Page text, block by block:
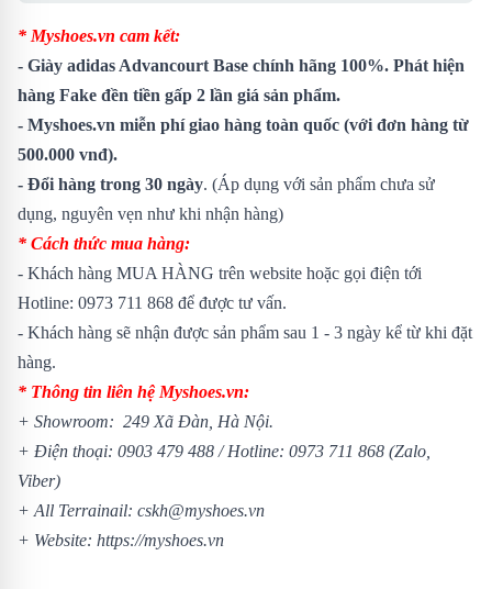
* Myshoes.vn cam kết:
- Giày adidas Advancourt Base chính hãng 100%. Phát hiện
hàng Fake đền tiền gấp 2 lần giá sản phẩm.
- Myshoes.vn miễn phí giao hàng toàn quốc (với đơn hàng từ
500.000 vnđ).
- Đổi hàng trong 30 ngày. (Áp dụng với sản phẩm chưa sử
dụng, nguyên vẹn như khi nhận hàng)
* Cách thức mua hàng:
- Khách hàng MUA HÀNG trên website hoặc gọi điện tới
Hotline: 0973 711 868 để được tư vấn.
- Khách hàng sẽ nhận được sản phẩm sau 1 - 3 ngày kể từ khi đặt
hàng.
* Thông tin liên hệ Myshoes.vn:
+ Showroom: 249 Xã Đàn, Hà Nội.
+ Điện thoại: 0903 479 488 / Hotline: 0973 711 868 (Zalo,
Viber)
+ All Terrainail: cskh@myshoes.vn
+ Website: https://myshoes.vn